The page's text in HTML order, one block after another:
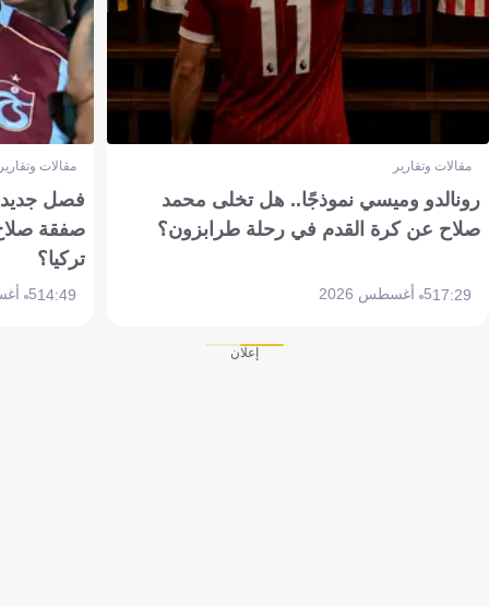
مقالات وتقارير
رونالدو وميسي نموذجًا.. هل تخلى محمد
صلاح عن كرة القدم في رحلة طرابزون؟
17:295 أغسطس 2026
مقالات
فصل جديد
صفقة
تركيا؟
14:495 أغسطس 2026
إعلان